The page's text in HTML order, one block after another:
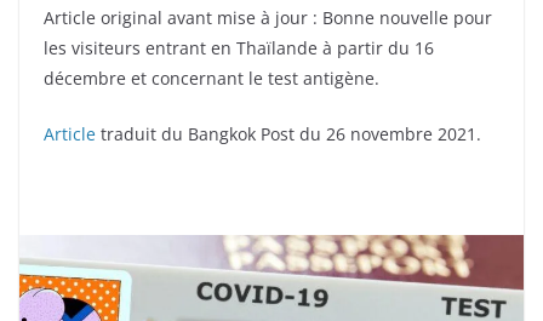
Article original avant mise à jour : Bonne nouvelle pour
les visiteurs entrant en Thaïlande à partir du 16
décembre et concernant le test antigène.
Article traduit du Bangkok Post du 26 novembre 2021.